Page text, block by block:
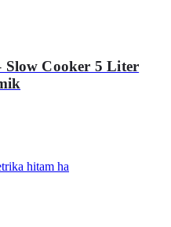
Slow Cooker 5 Liter